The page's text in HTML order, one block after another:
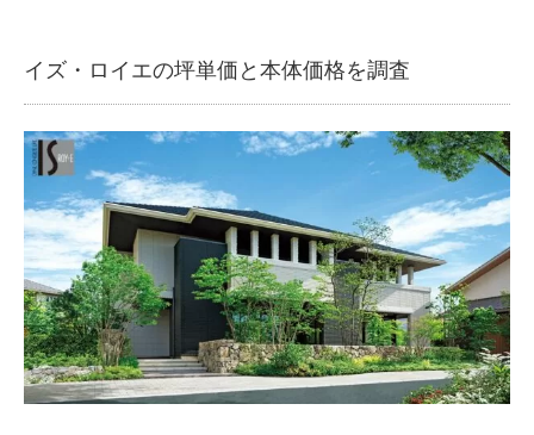
イズ・ロイエの坪単価と本体価格を調査